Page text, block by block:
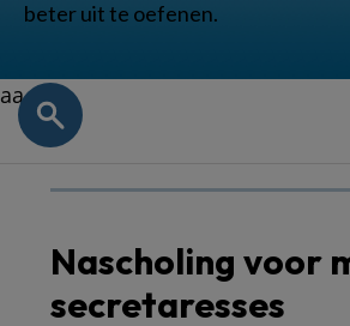
beter uit te oefenen.
aa
Nascholing voor
secretaresses